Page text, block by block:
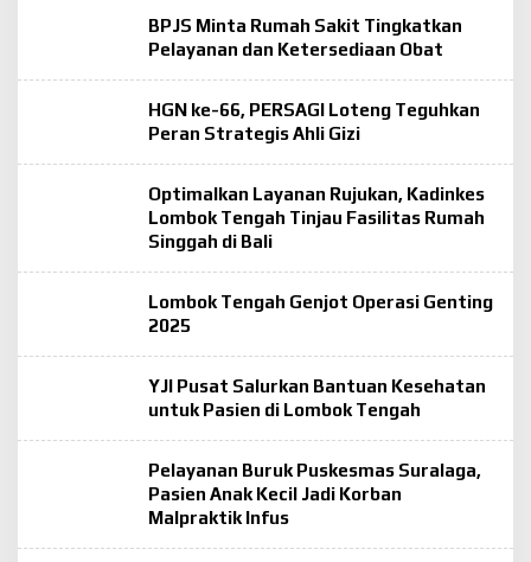
BPJS Minta Rumah Sakit Tingkatkan
Pelayanan dan Ketersediaan Obat
HGN ke-66, PERSAGI Loteng Teguhkan
Peran Strategis Ahli Gizi
Optimalkan Layanan Rujukan, Kadinkes
Lombok Tengah Tinjau Fasilitas Rumah
Singgah di Bali
Lombok Tengah Genjot Operasi Genting
2025
YJI Pusat Salurkan Bantuan Kesehatan
untuk Pasien di Lombok Tengah
Pelayanan Buruk Puskesmas Suralaga,
Pasien Anak Kecil Jadi Korban
Malpraktik Infus